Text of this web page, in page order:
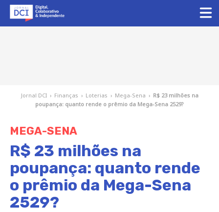
Jornal DCI › Finanças › Loterias › Mega-Sena › R$ 23 milhões na
poupança: quanto rende o prêmio da Mega-Sena 2529?
MEGA-SENA
R$ 23 milhões na
poupança: quanto rende
o prêmio da Mega-Sena
2529?